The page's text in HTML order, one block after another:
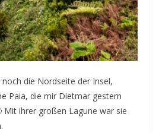
die Nordseite der Insel,
Paia, die mir Dietmar gestern
Mit ihrer großen Lagune war sie